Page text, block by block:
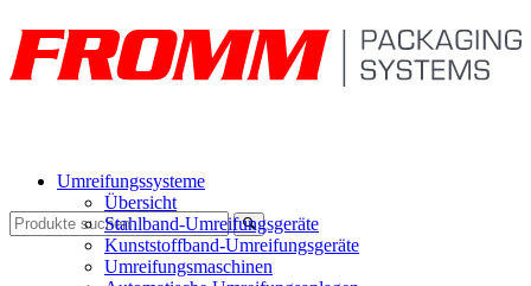
Umreifungssysteme
Übersicht
Stahlband-Umreifungsgeräte
Kunststoffband-Umreifungsgeräte
Umreifungsmaschinen